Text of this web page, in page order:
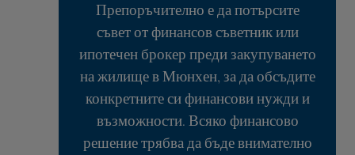
Препоръчително е да потърсите
съвет от финансов съветник или
ипотечен брокер преди закупуването
на жилище в Мюнхен, за да обсъдите
конкретните си финансови нужди и
възможности. Всяко финансово
решение трябва да бъде внимателно